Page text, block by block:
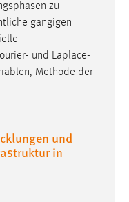
zu
gängigen
und Laplace-
Methode der
und
in
zu können.
style-
mibew_locale = 3